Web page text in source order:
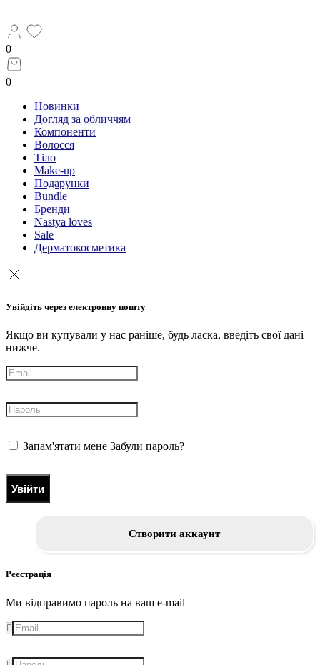
0
0
Новинки
Догляд за обличчям
Компоненти
Волосся
Тіло
Make-up
Подарунки
Bundle
Бренди
Nastya loves
Sale
Дерматокосметика
Увійдіть через електронну пошту
Якщо ви купували у нас раніше, будь ласка, введіть свої дані
нижче.
Запам'ятати мене Забули пароль?
Увійти
Створити аккаунт
Реєстрація
Ми відправимо пароль на ваш e-mail